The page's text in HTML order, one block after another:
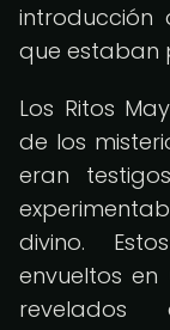
introducción
que estaban
Los Ritos
de los
eran
divino.
envueltos